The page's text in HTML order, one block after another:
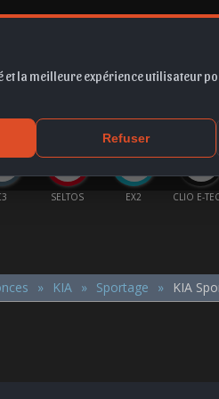
la meilleure expérience utilisateur
Refuser
SELTOS EX2 CLIO E-
KIA Sportage KIA